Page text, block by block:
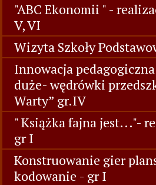
"ABC Ekonomii " -
V, VI
Wizyta Szkoły
Innowacja
duże- wędrówki
Warty” gr.IV
" Książka fajna jest..."-
gr I
Konstruowanie gier
kodowanie - gr I